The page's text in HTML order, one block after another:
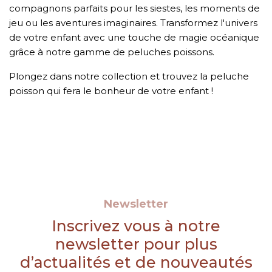
compagnons parfaits pour les siestes, les moments de
jeu ou les aventures imaginaires. Transformez l'univers
de votre enfant avec une touche de magie océanique
grâce à notre gamme de peluches poissons.
Plongez dans notre collection et trouvez la peluche
poisson qui fera le bonheur de votre enfant !
Newsletter
Inscrivez vous à notre
newsletter pour plus
d’actualités et de nouveautés